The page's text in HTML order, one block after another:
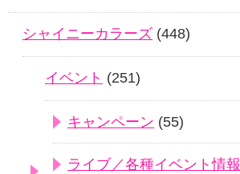
シャイニーカラーズ (448)
イベント (251)
キャンペーン (55)
ライブ／各種イベント情報